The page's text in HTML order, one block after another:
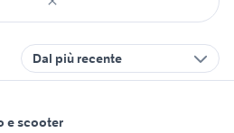
Dal più recente
e scooter